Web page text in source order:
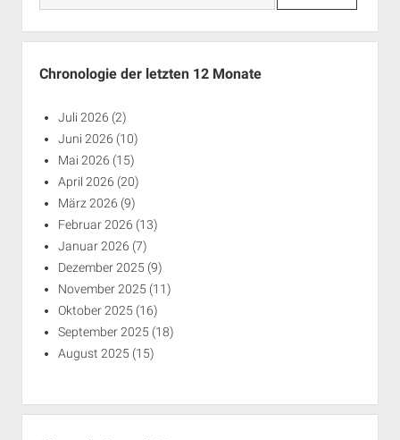
Chronologie der letzten 12 Monate
Juli 2026 (2)
Juni 2026 (10)
Mai 2026 (15)
April 2026 (20)
März 2026 (9)
Februar 2026 (13)
Januar 2026 (7)
Dezember 2025 (9)
November 2025 (11)
Oktober 2025 (16)
September 2025 (18)
August 2025 (15)